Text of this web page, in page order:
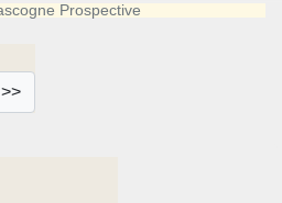
Prospective
>>